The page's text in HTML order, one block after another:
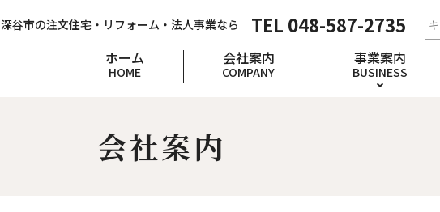
ホーム
HOME
会社案内
COMPANY
事業案内
BUSINESS
深谷市の注文住宅・リフォーム・法人事業なら TEL 048-587-2735
会社案内